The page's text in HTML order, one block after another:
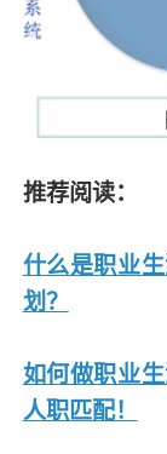
推荐阅读：
什么是职业
划？
如何做职业
人职匹配！